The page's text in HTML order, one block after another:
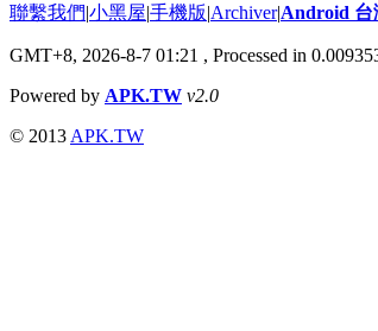
聯繫我們|小黑屋|手機版|Archiver|Android 台
GMT+8, 2026-8-7 01:21 , Processed in
Powered by APK.TW v2.0
© 2013 APK.TW